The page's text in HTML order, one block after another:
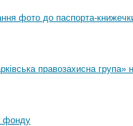
фото до паспорта-
правозахисна група»
фонду